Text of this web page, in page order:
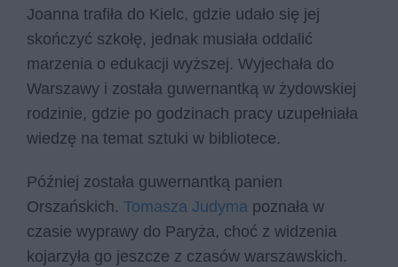
Joanna trafiła do Kielc, gdzie udało się jej
skończyć szkołę, jednak musiała oddalić
marzenia o edukacji wyższej. Wyjechała do
Warszawy i została guwernantką w żydowskiej
rodzinie, gdzie po godzinach pracy uzupełniała
wiedzę na temat sztuki w bibliotece.
Później została guwernantką panien
Orszańskich. Tomasza Judyma poznała w
czasie wyprawy do Paryża, choć z widzenia
kojarzyła go jeszcze z czasów warszawskich.